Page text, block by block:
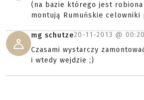
(na bazie którego jest robiona
montują Rumuńskie celowniki
mg schutze20-11-2013 @ 00:20
Czasami wystarczy
i wtedy wejdzie ;)